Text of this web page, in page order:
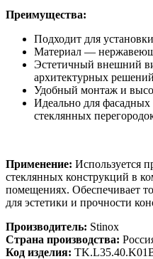
Преимущества:
Подходит для
Материал —
Эстетичный внешний
архитектурных решений
Удобный монтаж и
Идеально для
стеклянных
Применение: Используется
стеклянных конструкций в
помещениях. Обеспечивает
для эстетики и прочности
Производитель: Stinox
Страна производства:
Код изделия: